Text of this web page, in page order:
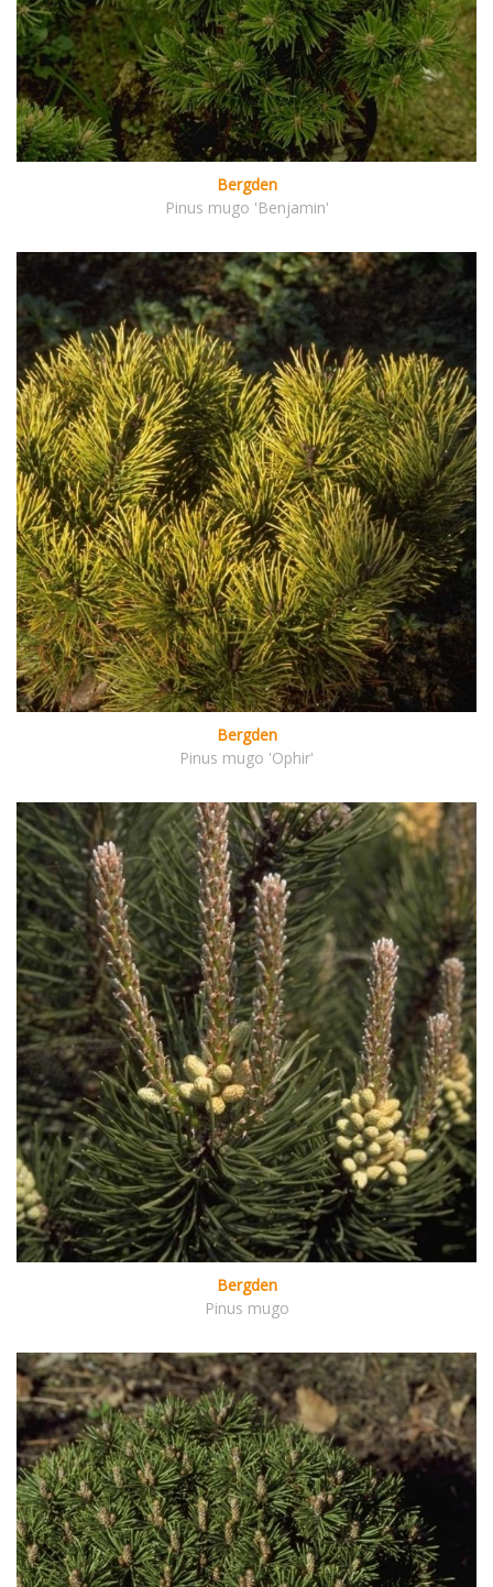
Bergden
Pinus mugo 'Benjamin'
Bergden
Pinus mugo 'Ophir'
Bergden
Pinus mugo